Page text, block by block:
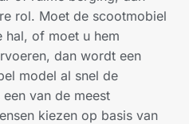
rol. Moet de scootmobiel
hal, of moet u hem
dan wordt een
model al snel de
van de meest
kiezen op basis van